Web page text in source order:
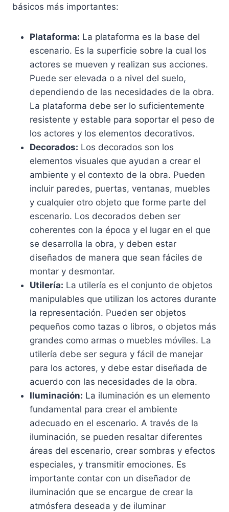
básicos más importantes:
Plataforma: La plataforma es la base del
escenario. Es la superficie sobre la cual los
actores se mueven y realizan sus acciones.
Puede ser elevada o a nivel del suelo,
dependiendo de las necesidades de la obra.
La plataforma debe ser lo suficientemente
resistente y estable para soportar el peso de
los actores y los elementos decorativos.
Decorados: Los decorados son los
elementos visuales que ayudan a crear el
ambiente y el contexto de la obra. Pueden
incluir paredes, puertas, ventanas, muebles
y cualquier otro objeto que forme parte del
escenario. Los decorados deben ser
coherentes con la época y el lugar en el que
se desarrolla la obra, y deben estar
diseñados de manera que sean fáciles de
montar y desmontar.
Utilería: La utilería es el conjunto de objetos
manipulables que utilizan los actores durante
la representación. Pueden ser objetos
pequeños como tazas o libros, o objetos más
grandes como armas o muebles móviles. La
utilería debe ser segura y fácil de manejar
para los actores, y debe estar diseñada de
acuerdo con las necesidades de la obra.
Iluminación: La iluminación es un elemento
fundamental para crear el ambiente
adecuado en el escenario. A través de la
iluminación, se pueden resaltar diferentes
áreas del escenario, crear sombras y efectos
especiales, y transmitir emociones. Es
importante contar con un diseñador de
iluminación que se encargue de crear la
atmósfera deseada y de iluminar